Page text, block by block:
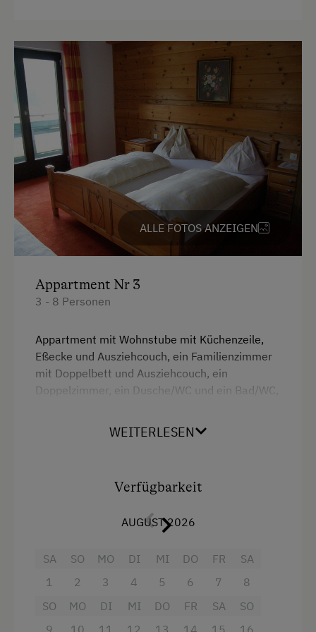
Weitradfahren
E-Bike-Verleih
Golf
Badeurlaub
Mithilfe am Hof
Aktivurlaub Winter
Skifahren
An der Skipiste
Bus zur Skipiste
Sanfter Winter
Direkt an der Loipe
Skibus zur Loipe
Schneeschuhwandern
Skitouren sind direkt ab Hof möglich
Urlaub für Familien
Bewegung
Wellness
ALLE FOTOS ANZEIGEN
Appartment Nr 3
3 - 8 Personen
Appartment mit Wohnstube mit Küchenzeile,
Eßecke und Ausziehcouch, ein Familienzimmer
mit Doppelbett und Ausziehcouch, ein
Doppelzimmer, ein Dusche/WC und ein Bad/WC,
4 Plattenherd
Badewanne/Dusche kombiniert
Balkon/Terrasse
Dusche
WEITERLESEN
Verfügbarkeit
AUGUST 2026
SA
1
SO
2
MO
3
DI
4
MI
5
DO
6
FR
7
SA
8
SO
MO
DI
MI
DO
FR
SA
SO